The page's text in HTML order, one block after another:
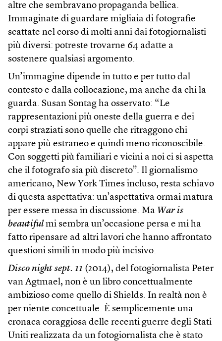
altre che sembravano propaganda bellica.
Immaginate di guardare migliaia di fotografie
scattate nel corso di molti anni dai fotogiornalisti
più diversi: potreste trovarne 64 adatte a
sostenere qualsiasi argomento.
Un’immagine dipende in tutto e per tutto dal
contesto e dalla collocazione, ma anche da chi la
guarda. Susan Sontag ha osservato: “Le
rappresentazioni più oneste della guerra e dei
corpi straziati sono quelle che ritraggono chi
appare più estraneo e quindi meno riconoscibile.
Con soggetti più familiari e vicini a noi ci si aspetta
che il fotografo sia più discreto”. Il giornalismo
americano, New York Times incluso, resta schiavo
di questa aspettativa: un’aspettativa ormai matura
per essere messa in discussione. Ma War is
beautiful mi sembra un’occasione persa e mi ha
fatto ripensare ad altri lavori che hanno affrontato
questioni simili in modo più incisivo.
Disco night sept. 11 (2014), del fotogiornalista Peter
van Agtmael, non è un libro concettualmente
ambizioso come quello di Shields. In realtà non è
per niente concettuale. È semplicemente una
cronaca coraggiosa delle recenti guerre degli Stati
Uniti realizzata da un fotogiornalista che è stato